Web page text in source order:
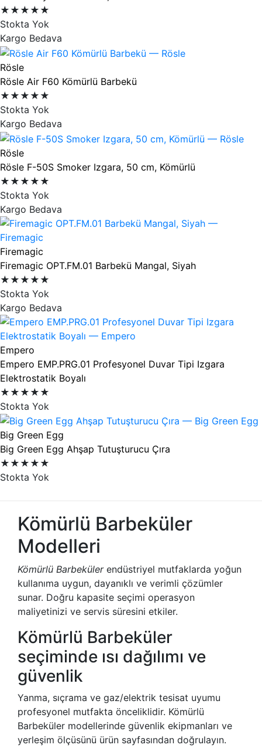
★★★★★
Stokta Yok
Kargo Bedava
Rösle
Rösle Air F60 Kömürlü Barbekü
★★★★★
Stokta Yok
Kargo Bedava
Rösle
Rösle F-50S Smoker Izgara, 50 cm, Kömürlü
★★★★★
Stokta Yok
Kargo Bedava
Firemagic
Firemagic OPT.FM.01 Barbekü Mangal, Siyah
★★★★★
Stokta Yok
Kargo Bedava
Empero
Empero EMP.PRG.01 Profesyonel Duvar Tipi Izgara
Elektrostatik Boyalı
★★★★★
Stokta Yok
Big Green Egg
Big Green Egg Ahşap Tutuşturucu Çıra
★★★★★
Stokta Yok
Kömürlü Barbeküler
Modelleri
Kömürlü Barbekülerendüstriyel mutfaklarda yoğun
kullanıma uygun, dayanıklı ve verimli çözümler
sunar. Doğru kapasite seçimi operasyon
maliyetinizi ve servis süresini etkiler.
Kömürlü Barbeküler
seçiminde ısı dağılımı ve
güvenlik
Yanma, sıçrama ve gaz/elektrik tesisat uyumu
profesyonel mutfakta önceliklidir. Kömürlü
Barbeküler modellerinde güvenlik ekipmanları ve
yerleşim ölçüsünü ürün sayfasından doğrulayın.